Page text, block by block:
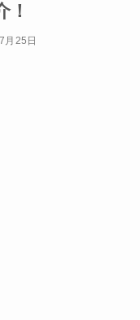
月25日